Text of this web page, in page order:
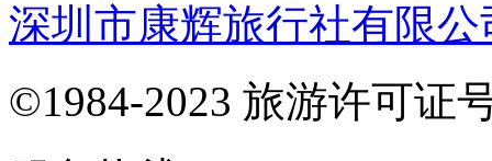
深圳市康辉旅行社有限
©1984-2023 旅游许可证